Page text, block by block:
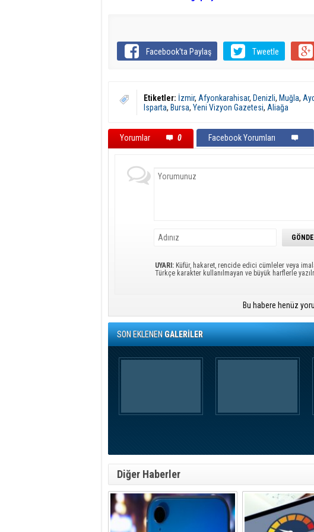
Facebook'ta Paylaş Tweetle
Etiketler: İzmir, Afyonkarahisar, Denizli, Muğla,
Isparta, Bursa, Yeni Vizyon Gazetesi, Aliağa
Yorumlar 0 Facebook Yorumları
UYARI: Küfür, hakaret, rencide edici cümleler veya
Türkçe karakter kullanılmayan ve büyük harflerle
Bu habere henüz
SON EKLENENGALERİLER
Diğer Haberler